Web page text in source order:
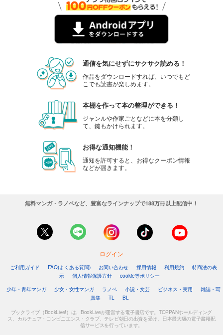
通信を気にせずにサクサク読める！
作品をダウンロードすれば、いつでもど
こでも読書が楽しめます。
本棚を作って本の整理ができる！
ジャンルや作家ごとなどに本を分類し
て、鍵もかけられます。
お得な通知機能！
通知を許可すると、お得なクーポン情報
などが届きます。
無料マンガ・ラノベなど、豊富なラインナップで188万冊以上配信中！
ログイン
ご利用ガイド FAQ(よくある質問) お問い合わせ 採用情報 利用規約
特商法の表
示
個人情報保護方針
cookie等ポリシー
少年・青年マンガ
少女・女性マンガ ラノベ 小説・文芸 ビジネス・実用
雑誌・写
真集
TL BL
ブックライブ（BookLive!）は、BookLiveが運営する電子書店です。TOPPANホールディング
ス、カルチュア・コンビニエンス・クラブ、テレビ朝日の出資を受け、日本最大級の電子書籍配
信サービスを行っています。